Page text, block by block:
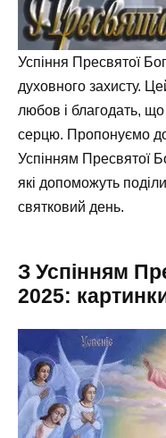
Успіння Пресвятої
духовного захисту.
любов і благодать,
серцю. Пропонуємо
Успінням Пресвятої
які допоможуть
святковий день.
З Успінням
2025: